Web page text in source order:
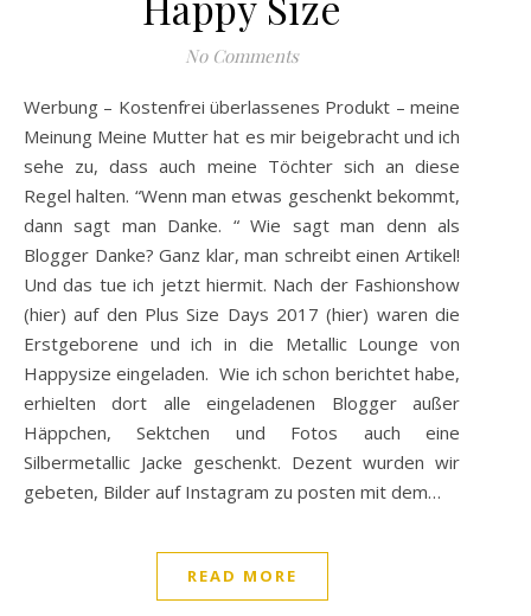
No Comments
Werbung – Kostenfrei überlassenes Produkt – meine
Meinung Meine Mutter hat es mir beigebracht und ich
sehe zu, dass auch meine Töchter sich an diese
Regel halten. “Wenn man etwas geschenkt bekommt,
dann sagt man Danke. “ Wie sagt man denn als
Blogger Danke? Ganz klar, man schreibt einen Artikel!
Und das tue ich jetzt hiermit. Nach der Fashionshow
(hier) auf den Plus Size Days 2017 (hier) waren die
Erstgeborene und ich in die Metallic Lounge von
Happysize eingeladen. Wie ich schon berichtet habe,
erhielten dort alle eingeladenen Blogger außer
Häppchen, Sektchen und Fotos auch eine
Silbermetallic Jacke geschenkt. Dezent wurden wir
gebeten, Bilder auf Instagram zu posten mit dem…
READ MORE